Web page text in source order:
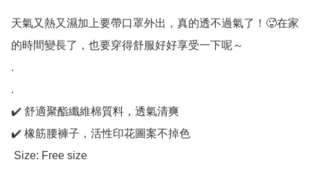
天氣又熱又濕加上要帶口罩外出，真的透不過氣了！🥵在家
的時間變長了，也要穿得舒服好好享受一下呢～
.
.
✔️ 舒適聚酯纖維棉質料，透氣清爽
✔️ 橡筋腰褲子，活性印花圖案不掉色
Size: Free size